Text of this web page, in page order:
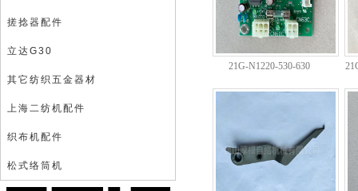
搓捻器配件
立达G30
其它纺织五金器材
上海二纺机配件
织布机配件
松式络筒机
21G-N1220-530-630